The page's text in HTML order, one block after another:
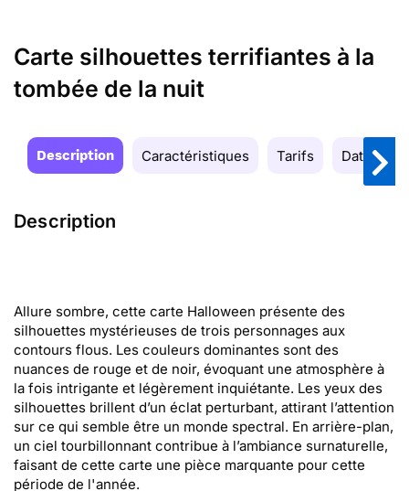
Carte silhouettes terrifiantes à la
tombée de la nuit
Description Caractéristiques Tarifs Date de
Description
Allure sombre, cette carte Halloween présente des
silhouettes mystérieuses de trois personnages aux
contours flous. Les couleurs dominantes sont des
nuances de rouge et de noir, évoquant une atmosphère à
la fois intrigante et légèrement inquiétante. Les yeux des
silhouettes brillent d’un éclat perturbant, attirant l’attention
sur ce qui semble être un monde spectral. En arrière-plan,
un ciel tourbillonnant contribue à l’ambiance surnaturelle,
faisant de cette carte une pièce marquante pour cette
période de l'année.